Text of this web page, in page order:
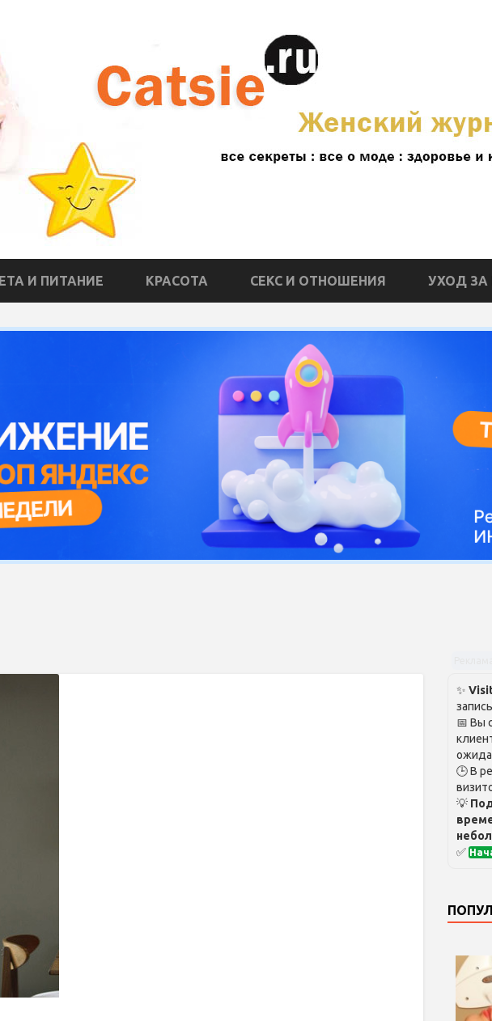
И ПИТАНИЕ КРАСОТА СЕКС И ОТНОШЕНИЯ УХОД
✨
📅 Вы
🕒 В
💡
✅